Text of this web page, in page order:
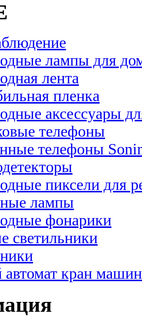
лампы для
лента
пленка
аксессуары
телефоны
телефоны
пиксели для
лампы
фонарики
светильники
автомат кран